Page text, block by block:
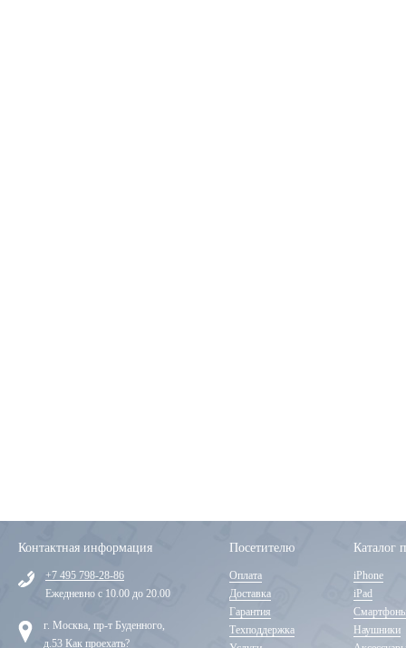
Контактная информация
+7 495 798-28-86
Ежедневно с 10.00 до 20.00
г. Москва, пр-т Буденного,
д.53 Как проехать?
Посетителю
Оплата
Доставка
Гарантия
Техподдержка
Каталог
iPhone
iPad
Наушники